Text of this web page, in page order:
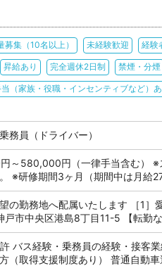
募集（10名以上） 未経験歓迎 経験
昇給あり 完全週休2日制 禁煙・分煙
（家族・役職・インセンティブなど）あ
務員（ドライバー）
～580,000円（一律手当含む） ※
※研修期間3ヶ月（期間中は月給
の勤務地へ配属いたします ［1
戸市中央区港島8丁目11-5 【転勤
バス経験・乗務員の経験・接客
（取得支援制度あり） 普通自動